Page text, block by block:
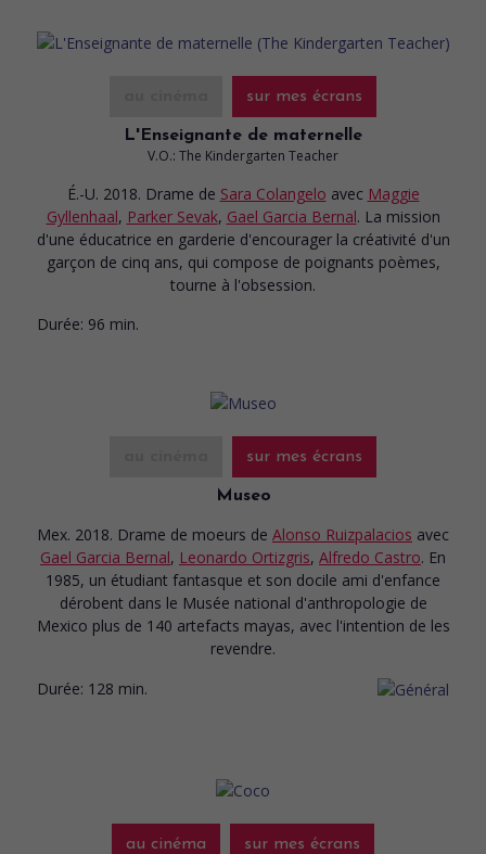
sur mes écrans
L'Enseignante de maternelle
V.O.: The Kindergarten Teacher
É.-U. 2018. Drame de Sara Colangelo avec Maggie
Gyllenhaal, Parker Sevak, Gael Garcia Bernal. La mission
d'une éducatrice en garderie d'encourager la créativité d'un
garçon de cinq ans, qui compose de poignants poèmes,
tourne à l'obsession.
Durée: 96 min.
sur mes écrans
Museo
Mex. 2018. Drame de moeurs de Alonso Ruizpalacios avec
Gael Garcia Bernal, Leonardo Ortizgris, Alfredo Castro. En
1985, un étudiant fantasque et son docile ami d'enfance
dérobent dans le Musée national d'anthropologie de
Mexico plus de 140 artefacts mayas, avec l'intention de les
revendre.
Durée: 128 min.
au cinéma sur mes écrans